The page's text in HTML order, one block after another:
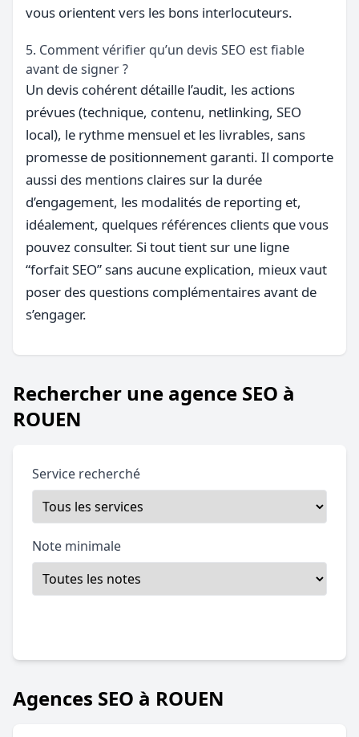
vous orientent vers les bons interlocuteurs.
5. Comment vérifier qu’un devis SEO est fiable
avant de signer ?
Un devis cohérent détaille l’audit, les actions
prévues (technique, contenu, netlinking, SEO
local), le rythme mensuel et les livrables, sans
promesse de positionnement garanti. Il comporte
aussi des mentions claires sur la durée
d’engagement, les modalités de reporting et,
idéalement, quelques références clients que vous
pouvez consulter. Si tout tient sur une ligne
“forfait SEO” sans aucune explication, mieux vaut
poser des questions complémentaires avant de
s’engager.
Rechercher une agence SEO à
ROUEN
Service recherché
Note minimale
Agences SEO à ROUEN